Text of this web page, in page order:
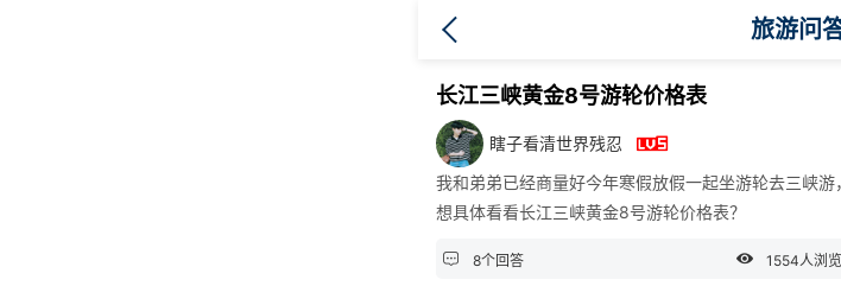
旅游问
长江三峡黄金8号游轮价格表
瞎子看清世界残忍 
我和弟弟已经商量好今年寒假放假一起坐游轮去三峡
想具体看看长江三峡黄金8号游轮价格表？
 8个回答  1554人浏览